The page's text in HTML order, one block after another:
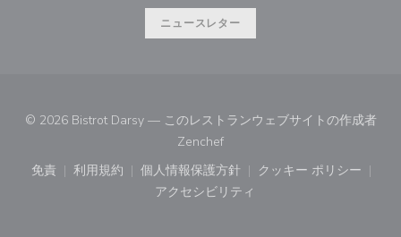
ニュースレター
© 2026 Bistrot Darsy — このレストランウェブサイトの作成者
Zenchef((新しいウィンドウで開きます))
免責
((新しいウィンドウで開きます))
利用規約
((新しいウィンドウで開きます))
個人情報保護方針
((新しいウィンドウで開きます))
クッキー ポリシー
((新しいウィ
アクセシビリティ
((新しいウィンドウで開きます))